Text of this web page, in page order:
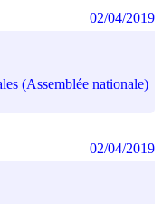
(Assemblée nationale)
02/04/2019
02/04/2019